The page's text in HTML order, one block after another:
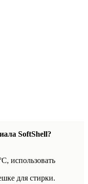
SoftShell?
использовать
для стирки.